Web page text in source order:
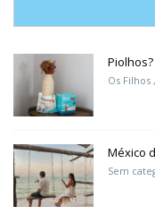
Os Filhos ,
México
Sem